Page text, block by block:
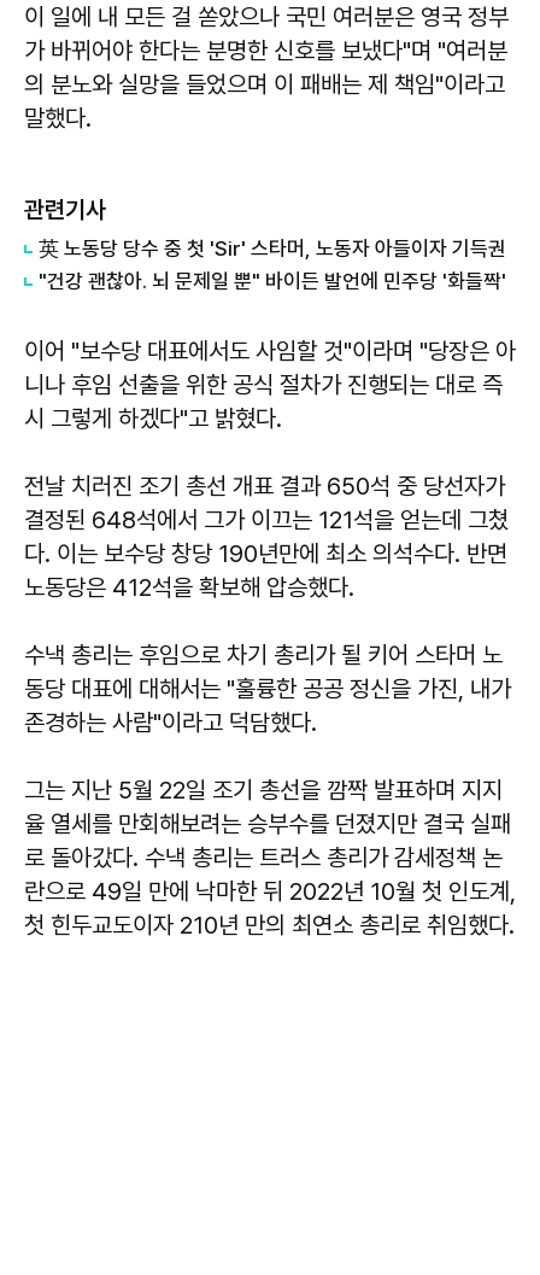
이 일에 내 모든 걸 쏟았으나 국민 여러분은 영국 정부
가 바뀌어야 한다는 분명한 신호를 보냈다"며 "여러분
의 분노와 실망을 들었으며 이 패배는 제 책임"이라고
말했다.
관련기사
英 노동당 당수 중 첫 'Sir' 스타머, 노동자 아들이자 기득권
"건강 괜찮아. 뇌 문제일 뿐" 바이든 발언에 민주당 '화들짝'
이어 "보수당 대표에서도 사임할 것"이라며 "당장은 아
니나 후임 선출을 위한 공식 절차가 진행되는 대로 즉
시 그렇게 하겠다"고 밝혔다.
전날 치러진 조기 총선 개표 결과 650석 중 당선자가
결정된 648석에서 그가 이끄는 121석을 얻는데 그쳤
다. 이는 보수당 창당 190년만에 최소 의석수다. 반면
노동당은 412석을 확보해 압승했다.
수낵 총리는 후임으로 차기 총리가 될 키어 스타머 노
동당 대표에 대해서는 "훌륭한 공공 정신을 가진, 내가
존경하는 사람"이라고 덕담했다.
그는 지난 5월 22일 조기 총선을 깜짝 발표하며 지지
율 열세를 만회해보려는 승부수를 던졌지만 결국 실패
로 돌아갔다. 수낵 총리는 트러스 총리가 감세정책 논
란으로 49일 만에 낙마한 뒤 2022년 10월 첫 인도계,
첫 힌두교도이자 210년 만의 최연소 총리로 취임했다.